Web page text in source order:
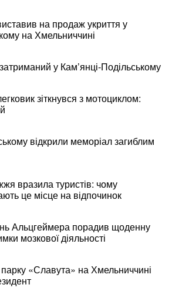
на продаж укриття у
на Хмельниччині
у Кам’янці-Подільському
зіткнувся з мотоциклом:
відкрили меморіал загиблим
вразила туристів: чому
це місце на відпочинок
Альцгеймера порадив щоденну
мозкової діяльності
«Славута» на Хмельниччині